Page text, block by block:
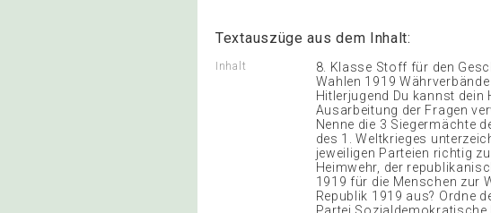
Textauszüge aus dem Inhalt:
Inhalt
8. Klasse Stoff für den
Wahlen 1919
Hitlerjugend Du kannst
Ausarbeitung der Fragen
Nenne die 3 Siegermächte
des 1. Weltkrieges
jeweiligen Parteien richtig
Heimwehr, der
1919 für die Menschen zur
Republik 1919 aus? Ordne